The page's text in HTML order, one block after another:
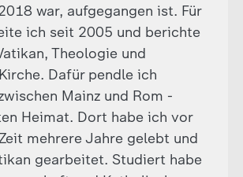
war, aufgegangen ist. Für
ich seit 2005 und berichte
Theologie und
Dafür pendle ich
Mainz und Rom -
Heimat. Dort habe ich vor
mehrere Jahre gelebt und
gearbeitet. Studiert habe